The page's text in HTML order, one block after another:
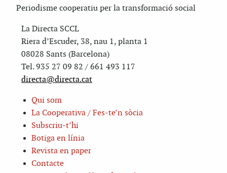
Periodisme cooperatiu per la transformació social
La Directa SCCL
Riera d’Escuder, 38, nau 1, planta 1
08028 Sants (Barcelona)
Tel. 935 27 09 82 / 661 493 117
directa@directa.cat
Qui som
La Cooperativa / Fes-te’n sòcia
Subscriu-t’hi
Botiga en línia
Revista en paper
Contacte